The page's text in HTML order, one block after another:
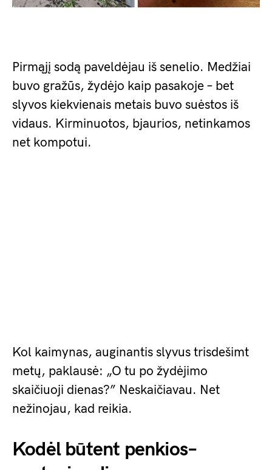
Pirmąjį sodą paveldėjau iš senelio. Medžiai
buvo gražūs, žydėjo kaip pasakoje – bet
slyvos kiekvienais metais buvo suėstos iš
vidaus. Kirminuotos, bjaurios, netinkamos
net kompotui.
Kol kaimynas, auginantis slyvus trisdešimt
metų, paklausė: „O tu po žydėjimo
skaičiuoji dienas?” Neskaičiavau. Net
nežinojau, kad reikia.
Kodėl būtent penkios–